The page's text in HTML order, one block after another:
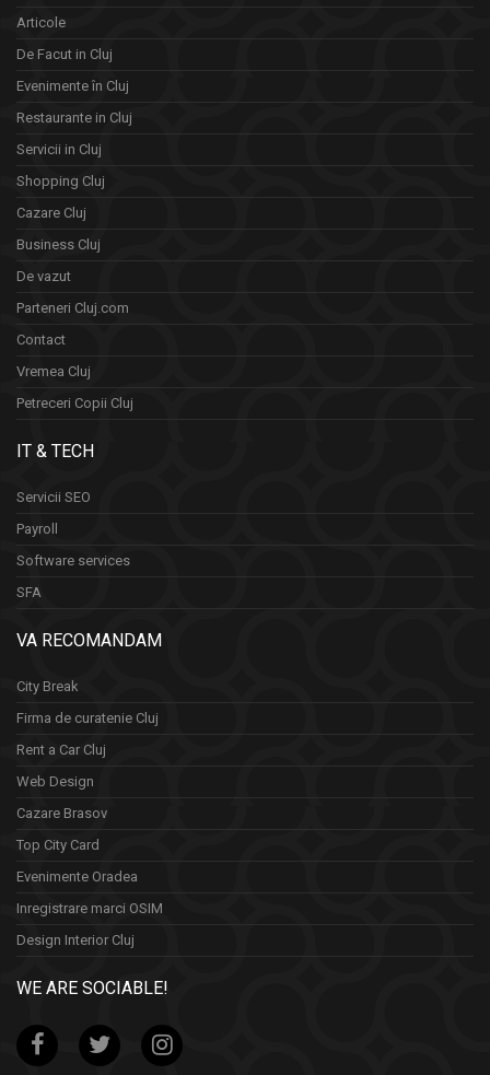
Articole
De Facut in Cluj
Evenimente în Cluj
Restaurante in Cluj
Servicii in Cluj
Shopping Cluj
Cazare Cluj
Business Cluj
De vazut
Parteneri Cluj.com
Contact
Vremea Cluj
Petreceri Copii Cluj
IT & TECH
Servicii SEO
Payroll
Software services
SFA
VA RECOMANDAM
City Break
Firma de curatenie Cluj
Rent a Car Cluj
Web Design
Cazare Brasov
Top City Card
Evenimente Oradea
Inregistrare marci OSIM
Design Interior Cluj
WE ARE SOCIABLE!